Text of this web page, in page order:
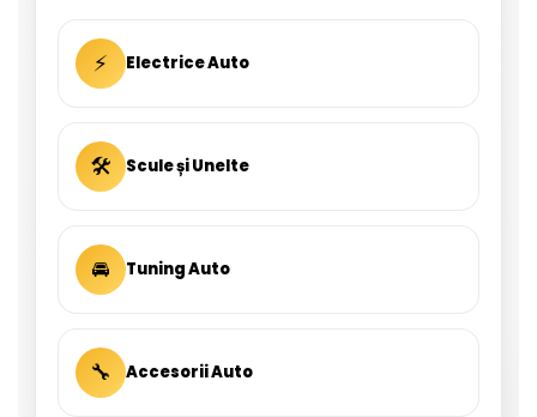
⚡ Electrice Auto
🛠 Scule și Unelte
🚘 Tuning Auto
🔧 Accesorii Auto